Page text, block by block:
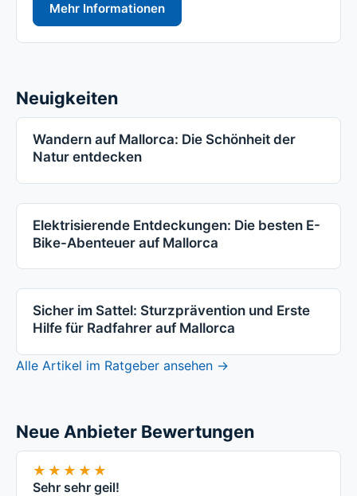
Mehr Informationen
Neuigkeiten
Wandern auf Mallorca: Die Schönheit der
Natur entdecken
Elektrisierende Entdeckungen: Die besten E-
Bike-Abenteuer auf Mallorca
Sicher im Sattel: Sturzprävention und Erste
Hilfe für Radfahrer auf Mallorca
Alle Artikel im Ratgeber ansehen →
Neue Anbieter Bewertungen
★★★★★
★★★★★
Sehr sehr geil!